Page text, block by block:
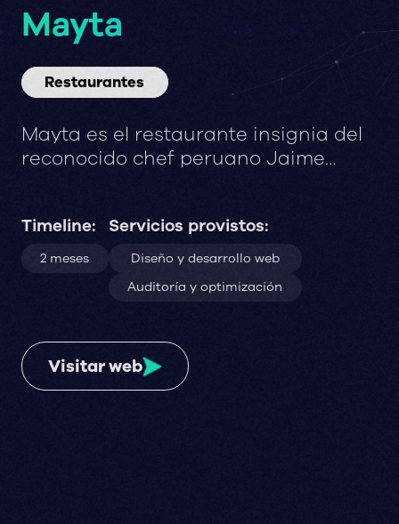
Mayta
Restaurantes
Mayta es el restaurante insignia del
reconocido chef peruano Jaime
peruana a través de sabores y
preparaciones arraigados en la
memoria y la historia, pero llevados a
la modernidad.
Timeline:
2 meses
Servicios provistos:
Diseño y desarrollo web
Auditoría y optimización
Visitar web